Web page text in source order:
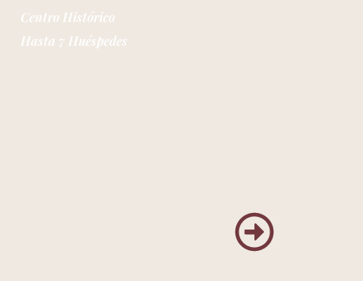
Centro Histórico
Hasta 7 Huéspedes